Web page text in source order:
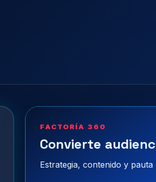
FACTORÍA 360
Convierte
Estrategia, contenido y